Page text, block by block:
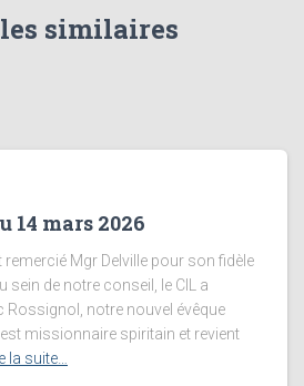
similaires
14 mars 2026
Mgr Delville pour son fidèle
de notre conseil, le CIL a
Rossignol, notre nouvel évêque
missionnaire spiritain et revient
la suite…